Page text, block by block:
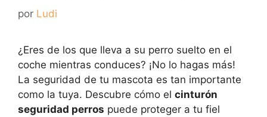
por Ludi
¿Eres de los que lleva a su perro suelto en el
coche mientras conduces? ¡No lo hagas más!
La seguridad de tu mascota es tan importante
como la tuya. Descubre cómo el cinturón
seguridad perros puede proteger a tu fiel